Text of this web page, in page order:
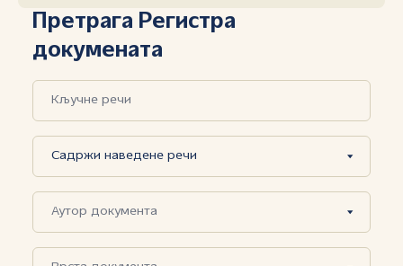
Претрага Регистра
докумената